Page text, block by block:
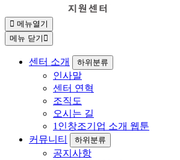
메뉴열기
메뉴 닫기
센터 소개 하위분류
인사말
센터 연혁
조직도
오시는 길
1인창조기업 소개 웹툰
커뮤니티
하위분류
공지사항